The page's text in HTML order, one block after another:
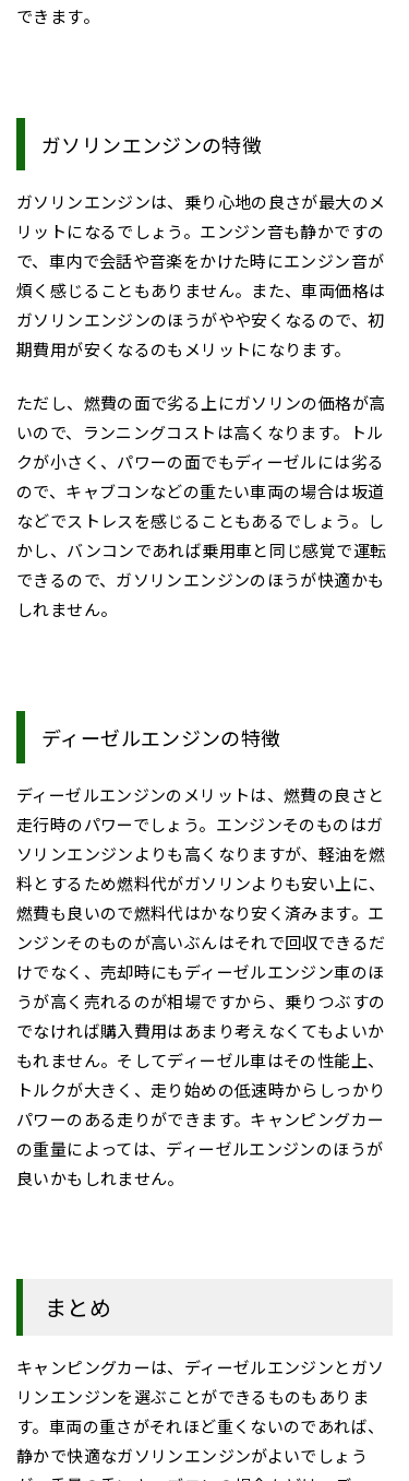
できます。
ガソリンエンジンの特徴
ガソリンエンジンは、乗り心地の良さが最大のメ
リットになるでしょう。エンジン音も静かですの
で、車内で会話や音楽をかけた時にエンジン音が
煩く感じることもありません。また、車両価格は
ガソリンエンジンのほうがやや安くなるので、初
期費用が安くなるのもメリットになります。
ただし、燃費の面で劣る上にガソリンの価格が高
いので、ランニングコストは高くなります。トル
クが小さく、パワーの面でもディーゼルには劣る
ので、キャブコンなどの重たい車両の場合は坂道
などでストレスを感じることもあるでしょう。し
かし、バンコンであれば乗用車と同じ感覚で運転
できるので、ガソリンエンジンのほうが快適かも
しれません。
ディーゼルエンジンの特徴
ディーゼルエンジンのメリットは、燃費の良さと
走行時のパワーでしょう。エンジンそのものはガ
ソリンエンジンよりも高くなりますが、軽油を燃
料とするため燃料代がガソリンよりも安い上に、
燃費も良いので燃料代はかなり安く済みます。エ
ンジンそのものが高いぶんはそれで回収できるだ
けでなく、売却時にもディーゼルエンジン車のほ
うが高く売れるのが相場ですから、乗りつぶすの
でなければ購入費用はあまり考えなくてもよいか
もれません。そしてディーゼル車はその性能上、
トルクが大きく、走り始めの低速時からしっかり
パワーのある走りができます。キャンピングカー
の重量によっては、ディーゼルエンジンのほうが
良いかもしれません。
まとめ
キャンピングカーは、ディーゼルエンジンとガソ
リンエンジンを選ぶことができるものもありま
す。車両の重さがそれほど重くないのであれば、
静かで快適なガソリンエンジンがよいでしょう